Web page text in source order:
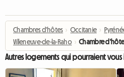
Chambres d'hôtes › Occitanie ›
Villeneuve-de-la-Raho › Chambre
Autres logements qui pourraient vous